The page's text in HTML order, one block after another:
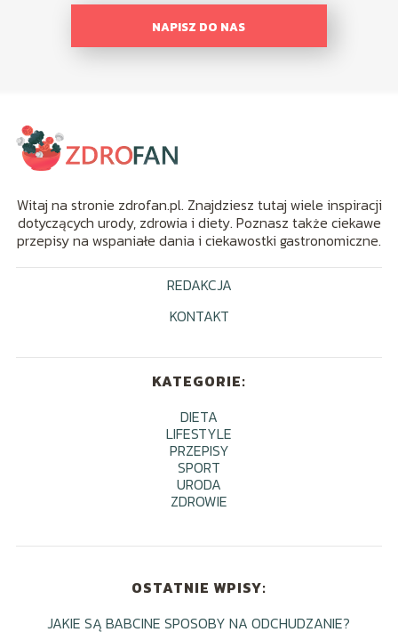
NAPISZ DO NAS
Witaj na stronie zdrofan.pl. Znajdziesz tutaj wiele inspiracji
dotyczących urody, zdrowia i diety. Poznasz także ciekawe
przepisy na wspaniałe dania i ciekawostki gastronomiczne.
REDAKCJA
KONTAKT
KATEGORIE:
DIETA
LIFESTYLE
PRZEPISY
SPORT
URODA
ZDROWIE
OSTATNIE WPISY:
JAKIE SĄ BABCINE SPOSOBY NA ODCHUDZANIE?